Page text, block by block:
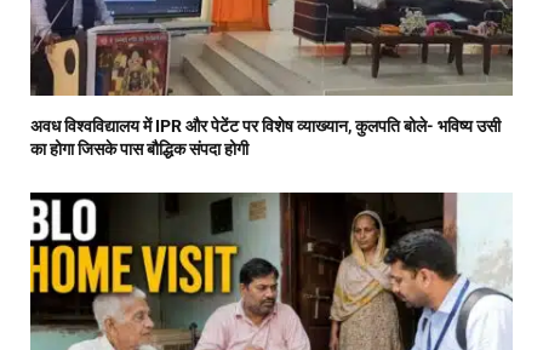
अवध विश्वविद्यालय में IPR और पेटेंट पर विशेष व्याख्यान, कुलपति बोले- भविष्य उसी
का होगा जिसके पास बौद्धिक संपदा होगी